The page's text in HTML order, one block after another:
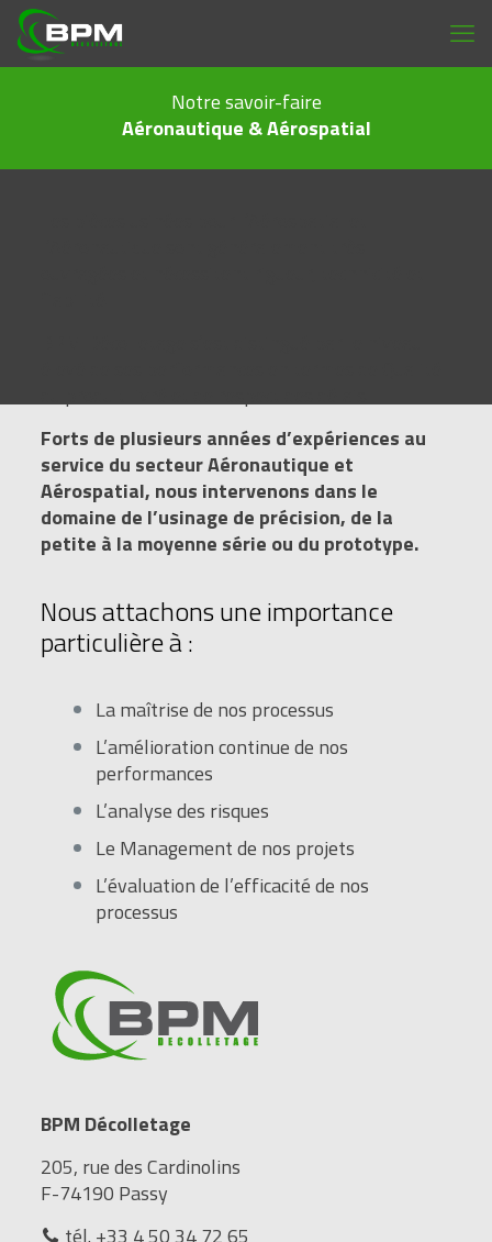
Notre savoir-faire
Aéronautique & Aérospatial
Forts de plusieurs années d’expériences au
service du secteur Aéronautique et
Aérospatial, nous intervenons dans le
domaine de l’usinage de précision, de la
petite à la moyenne série ou du prototype.
Nous attachons une importance
particulière à :
La maîtrise de nos processus
L’amélioration continue de nos
performances
L’analyse des risques
Le Management de nos projets
L’évaluation de l’efficacité de nos
processus
BPM Décolletage
205, rue des Cardinolins
F-74190 Passy
tél. +33 4 50 34 72 65